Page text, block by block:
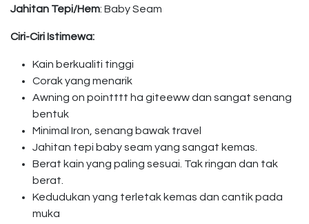
Jahitan Tepi/Hem: Baby Seam
Ciri-Ciri Istimewa:
Kain berkualiti tinggi
Corak yang menarik
Awning on pointttt ha giteeww dan sangat senang
bentuk
Minimal Iron, senang bawak travel
Jahitan tepi baby seam yang sangat kemas.
Berat kain yang paling sesuai. Tak ringan dan tak
berat.
Kedudukan yang terletak kemas dan cantik pada
muka